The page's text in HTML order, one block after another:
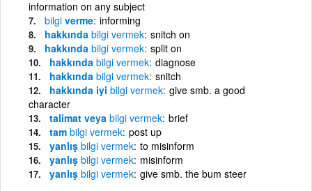
information on any subject
bilgi verme informing
hakkında bilgi vermek snitch on
hakkında bilgi vermek split on
hakkında bilgi vermek diagnose
hakkında bilgi vermek snitch
hakkında iyi bilgi vermek give smb. a good
character
talimat veya bilgi vermek brief
tam bilgi vermek post up
yanlış bilgi vermek to misinform
yanlış bilgi vermek misinform
yanlış bilgi vermek give smb. the bum steer